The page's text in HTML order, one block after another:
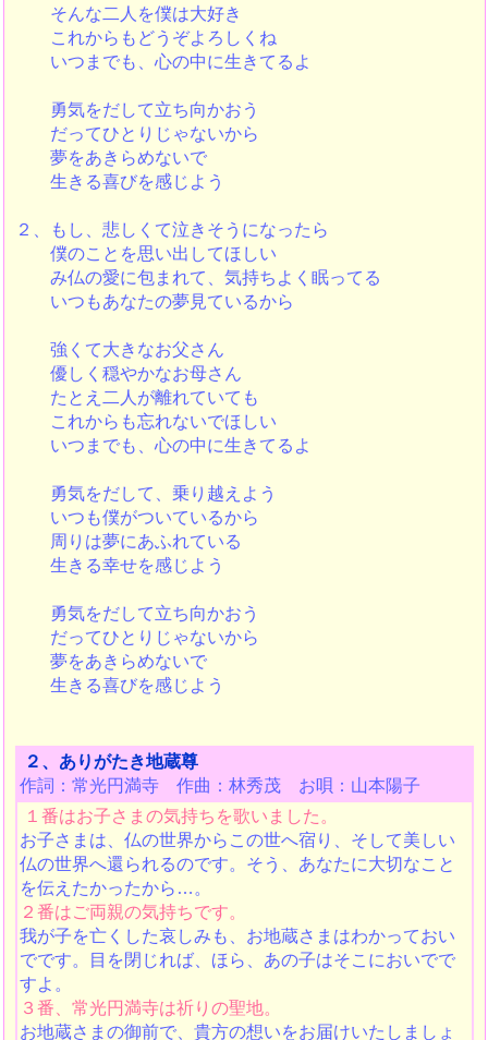
そんな二人を僕は大好き
これからもどうぞよろしくね
いつまでも、心の中に生きてるよ
勇気をだして立ち向かおう
だってひとりじゃないから
夢をあきらめないで
生きる喜びを感じよう
２、もし、悲しくて泣きそうになったら
僕のことを思い出してほしい
み仏の愛に包まれて、気持ちよく眠ってる
いつもあなたの夢見ているから
強くて大きなお父さん
優しく穏やかなお母さん
たとえ二人が離れていても
これからも忘れないでほしい
いつまでも、心の中に生きてるよ
勇気をだして、乗り越えよう
いつも僕がついているから
周りは夢にあふれている
生きる幸せを感じよう
勇気をだして立ち向かおう
だってひとりじゃないから
夢をあきらめないで
生きる喜びを感じよう
２、ありがたき地蔵尊
作詞：常光円満寺 作曲：林秀茂 お唄：山本陽子
１番はお子さまの気持ちを歌いました。
お子さまは、仏の世界からこの世へ宿り、そして美しい
仏の世界へ還られるのです。そう、あなたに大切なこと
を伝えたかったから…。
２番はご両親の気持ちです。
我が子を亡くした哀しみも、お地蔵さまはわかっておい
でです。目を閉じれば、ほら、あの子はそこにおいでで
すよ。
３番、常光円満寺は祈りの聖地。
お地蔵さまの御前で、貴方の想いをお届けいたしましょ